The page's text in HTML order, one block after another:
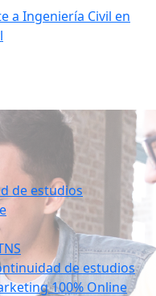
a Ingeniería Civil en
de estudios
de estudios
100% Online